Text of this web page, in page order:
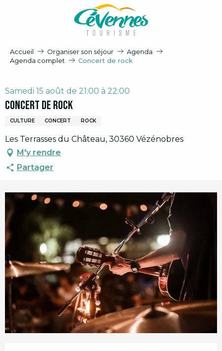
Accueil Organiser son séjour
Agenda
Agenda complet
Concert de rock
Samedi 15 août de 21:00 à 22:00
Concert de rock
CULTURE CONCERT ROCK
Les Terrasses du Château, 30360 Vézénobres
M'y rendre
Partager